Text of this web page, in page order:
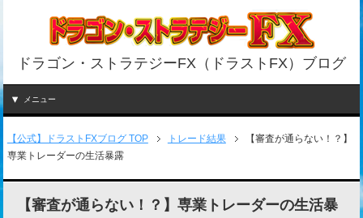
ドラゴン・ストラテジーFX（ドラストFX）ブログ
メニュー
【公式】ドラストFXブログ TOP トレード結果
【審査が通らない！？】
専業トレーダーの生活暴露
【審査が通らない！？】専業トレーダーの生活暴